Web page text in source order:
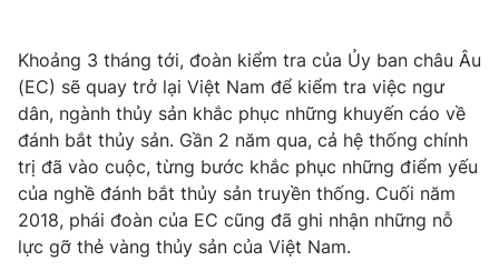
Thị trường
Góc doanh nghiệp
Truyền hình
Phim VTV
Hậu trường
Nhân vật
Giải trí
Điện ảnh
Âm nhạc
Đời sống
Khoảng 3 tháng tới, đoàn kiểm tra của Ủy ban châu Âu
(EC) sẽ quay trở lại Việt Nam để kiểm tra việc ngư
dân, ngành thủy sản khắc phục những khuyến cáo về
đánh bắt thủy sản. Gần 2 năm qua, cả hệ thống chính
trị đã vào cuộc, từng bước khắc phục những điểm yếu
của nghề đánh bắt thủy sản truyền thống. Cuối năm
2018, phái đoàn của EC cũng đã ghi nhận những nỗ
lực gỡ thẻ vàng thủy sản của Việt Nam.